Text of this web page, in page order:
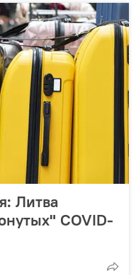
Литва
COVID-